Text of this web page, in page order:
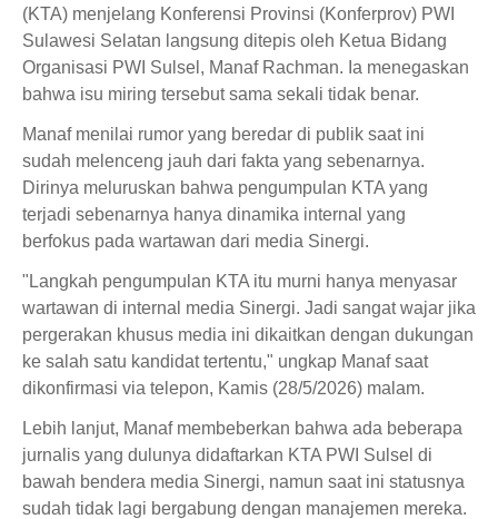
(KTA) menjelang Konferensi Provinsi (Konferprov) PWI
Sulawesi Selatan langsung ditepis oleh Ketua Bidang
Organisasi PWI Sulsel, Manaf Rachman. Ia menegaskan
bahwa isu miring tersebut sama sekali tidak benar.
Manaf menilai rumor yang beredar di publik saat ini
sudah melenceng jauh dari fakta yang sebenarnya.
Dirinya meluruskan bahwa pengumpulan KTA yang
terjadi sebenarnya hanya dinamika internal yang
berfokus pada wartawan dari media Sinergi.
"Langkah pengumpulan KTA itu murni hanya menyasar
wartawan di internal media Sinergi. Jadi sangat wajar jika
pergerakan khusus media ini dikaitkan dengan dukungan
ke salah satu kandidat tertentu," ungkap Manaf saat
dikonfirmasi via telepon, Kamis (28/5/2026) malam.
Lebih lanjut, Manaf membeberkan bahwa ada beberapa
jurnalis yang dulunya didaftarkan KTA PWI Sulsel di
bawah bendera media Sinergi, namun saat ini statusnya
sudah tidak lagi bergabung dengan manajemen mereka.